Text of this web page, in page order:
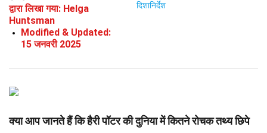
द्वारा लिखा गया: Helga
Huntsman
Modified & Updated:
15 जनवरी 2025
दिशानिर्देश
क्या आप जानते हैं कि हैरी पॉटर की दुनिया में कितने रोचक तथ्य छिपे